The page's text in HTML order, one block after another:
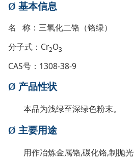
Ø 基本信息
名 称：三氧化二铬（铬绿）
分子式：Cr2O3
CAS号：1308-38-9
Ø 产品性状
本品为浅绿至深绿色粉末。
Ø 主要用途
用作冶炼金属铬,碳化铬,制抛